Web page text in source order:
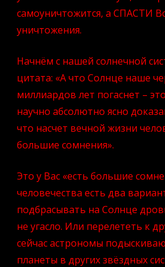
самоуничтожится, а СПАСТИ
уничтожения.
Начнём с нашей солнечной
цитата: «А что Солнце наше
миллиардов лет погаснет –
научно абсолютно ясно
что насчет вечной жизни
большие сомнения».
Это у Вас «есть большие
человечества есть два
подбрасывать на Солнце
не угасло. Или перелететь к
сейчас астрономы
планеты в других звёздных